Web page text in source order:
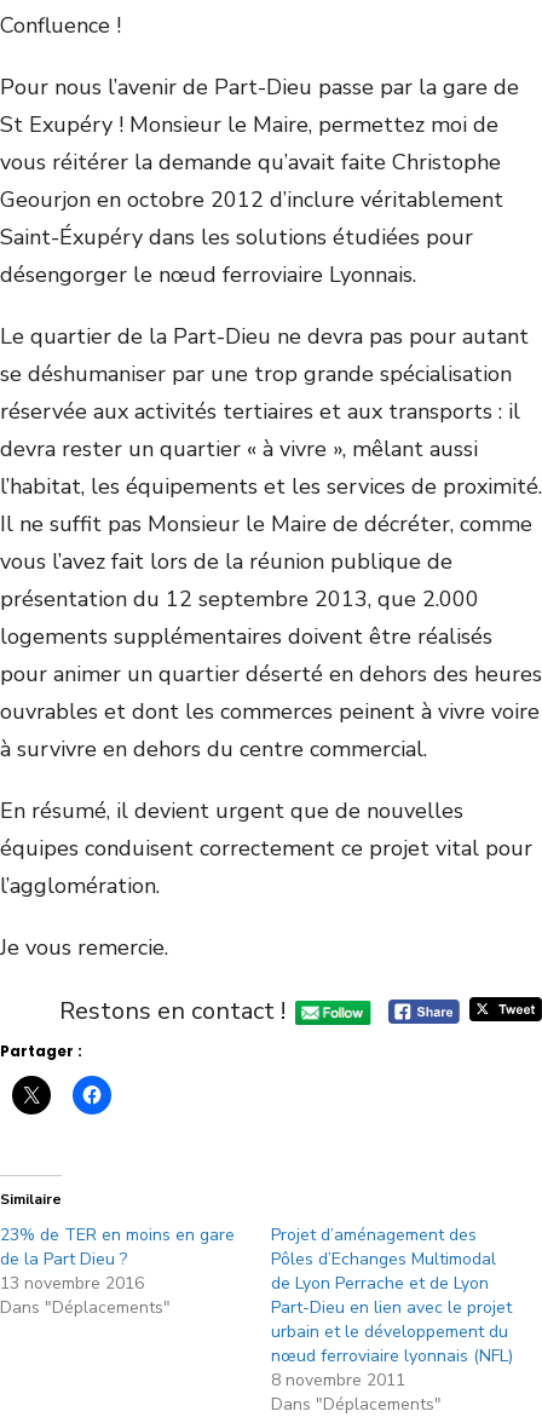
Confluence !
Pour nous l’avenir de Part-Dieu passe par la gare de
St Exupéry ! Monsieur le Maire, permettez moi de
vous réitérer la demande qu’avait faite Christophe
Geourjon en octobre 2012 d’inclure véritablement
Saint-Éxupéry dans les solutions étudiées pour
désengorger le nœud ferroviaire Lyonnais.
Le quartier de la Part-Dieu ne devra pas pour autant
se déshumaniser par une trop grande spécialisation
réservée aux activités tertiaires et aux transports : il
devra rester un quartier « à vivre », mêlant aussi
l’habitat, les équipements et les services de proximité.
Il ne suffit pas Monsieur le Maire de décréter, comme
vous l’avez fait lors de la réunion publique de
présentation du 12 septembre 2013, que 2.000
logements supplémentaires doivent être réalisés
pour animer un quartier déserté en dehors des heures
ouvrables et dont les commerces peinent à vivre voire
à survivre en dehors du centre commercial.
En résumé, il devient urgent que de nouvelles
équipes conduisent correctement ce projet vital pour
l’agglomération.
Je vous remercie.
Restons en contact !
Partager :
Similaire
23% de TER en moins en gare
de la Part Dieu ?
13 novembre 2016
Dans "Déplacements"
Projet d’aménagement des
Pôles d’Echanges Multimodal
de Lyon Perrache et de Lyon
Part-Dieu en lien avec le projet
urbain et le développement du
nœud ferroviaire lyonnais (NFL)
8 novembre 2011
Dans "Déplacements"